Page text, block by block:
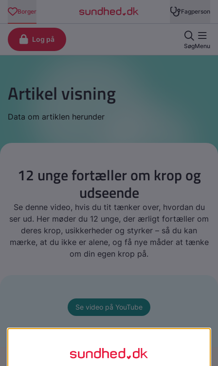
Artikel visning
Data om artiklen herunder
12 unge fortæller om krop og
udseende
Se denne video, hvis du tit tænker over, hvordan du
ser ud. Her møder du 12 unge, der ærligt fortæller om
deres krop, usikkerheder og styrker – så du kan
mærke, at du ikke er alene, og få nye måder at tænke
om din egen krop på.
Se video på YouTube